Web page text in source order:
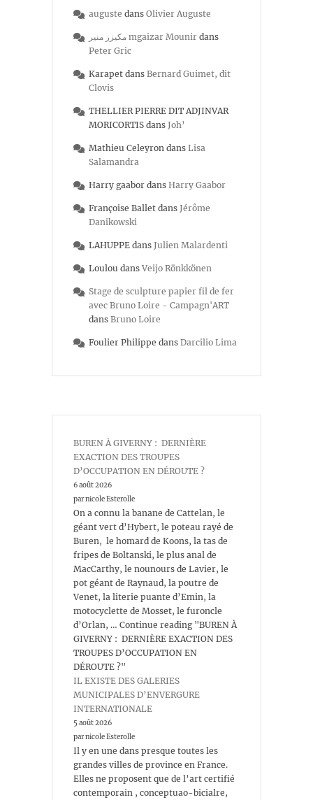
auguste dans Olivier Auguste
مكيزر منير mgaizar Mounir dans
Peter Gric
Karapet dans Bernard Guimet, dit
Clovis
THELLIER PIERRE DIT ADJINVAR
MORICORTIS dans Joh’
Mathieu Celeyron dans Lisa
Salamandra
Harry gaabor dans Harry Gaabor
Françoise Ballet dans Jérôme
Danikowski
LAHUPPE dans Julien Malardenti
Loulou dans Veijo Rönkkönen
Stage de sculpture papier fil de fer
avec Bruno Loire - Campagn'ART
dans Bruno Loire
Foulier Philippe dans Darcilio Lima
BUREN À GIVERNY : DERNIÈRE
EXACTION DES TROUPES
D’OCCUPATION EN DÉROUTE ?
6 août 2026
par nicole Esterolle
On a connu la banane de Cattelan, le
géant vert d’Hybert, le poteau rayé de
Buren, le homard de Koons, la tas de
fripes de Boltanski, le plus anal de
MacCarthy, le nounours de Lavier, le
pot géant de Raynaud, la poutre de
Venet, la literie puante d’Emin, la
motocyclette de Mosset, le furoncle
d’Orlan, … Continue reading "BUREN À
GIVERNY : DERNIÈRE EXACTION DES
TROUPES D’OCCUPATION EN
DÉROUTE ?"
IL EXISTE DES GALERIES
MUNICIPALES D’ENVERGURE
INTERNATIONALE
5 août 2026
par nicole Esterolle
Il y en une dans presque toutes les
grandes villes de province en France.
Elles ne proposent que de l’art certifié
contemporain , conceptuao-bicialre,